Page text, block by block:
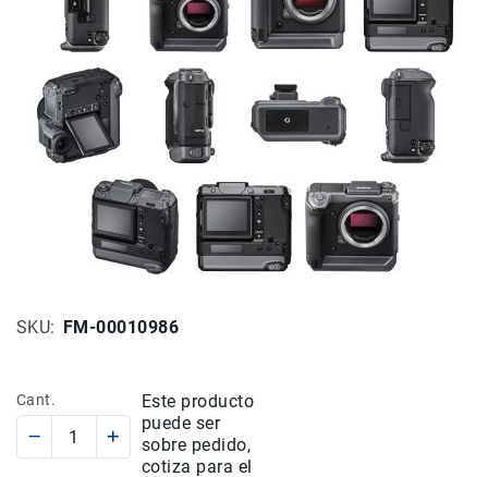
Rieles
ó
Sliders
Monitores
Campo
Viewfinders
Otros
Accesorios
Cuidados
Mantenimiento
Accesorios
de
acción
SKU FM-00010986
Cant.
Este producto
puede ser
sobre pedido,
cotiza para el